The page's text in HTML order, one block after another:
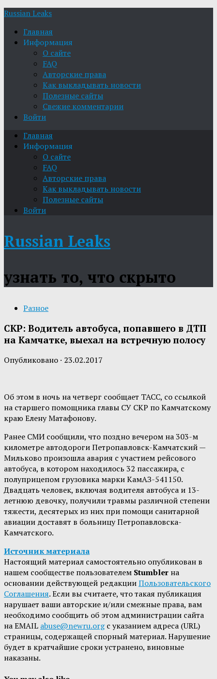
Russian Leaks
Главная
Информация
О сайте
FAQ
Авторские права
Как выкладывать новости
Полезные сайты
Свежие комментарии
Войти
Главная
Информация
О сайте
FAQ
Авторские права
Как выкладывать новости
Полезные сайты
Войти
Russian Leaks
узнать то, что скрыто
Разное
СКР: Водитель автобуса, попавшего в ДТП
на Камчатке, выехал на встречную полосу
Опубликовано · 23.02.2017
Об этом в ночь на четверг сообщает ТАСС, со ссылкой
на старшего помощника главы СУ СКР по Камчатскому
краю Елену Матафонову.
Ранее СМИ сообщили, что поздно вечером на 303-м
километре автодороги Петропавловск-Камчатский —
Мильково произошла авария с участием рейсового
автобуса, в котором находилось 32 пассажира, с
полуприцепом грузовика марки КамАЗ-541150.
Двадцать человек, включая водителя автобуса и 13-
летнюю девочку, получили травмы различной степени
тяжести, десятерых из них при помощи санитарной
авиации доставят в больницу Петропавловска-
Камчатского.
Источник материала
Настоящий материал самостоятельно опубликован в
нашем сообществе пользователем Stumbler на
основании действующей редакцииПользовательского
Соглашения. Если вы считаете, что такая публикация
нарушает ваши авторские и/или смежные права, вам
необходимо сообщить об этом администрации сайта
на EMAIL abuse@newru.orgс указанием адреса (URL)
страницы, содержащей спорный материал. Нарушение
будет в кратчайшие сроки устранено, виновные
наказаны.